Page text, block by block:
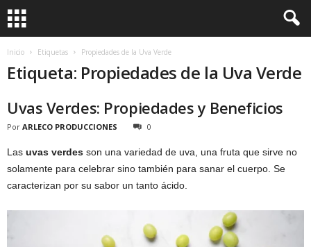
Inicio Etiquetas Propiedades de la Uva Verde
Etiqueta: Propiedades de la Uva Verde
Uvas Verdes: Propiedades y Beneficios
Por ARLECO PRODUCCIONES 0
Las uvas verdes son una variedad de uva, una fruta que sirve no
solamente para celebrar sino también para sanar el cuerpo. Se
caracterizan por su sabor un tanto ácido.